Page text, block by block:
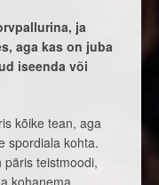
ja
aga kas on juba
iseenda või
kõike tean, aga
spordiala kohta.
päris teistmoodi,